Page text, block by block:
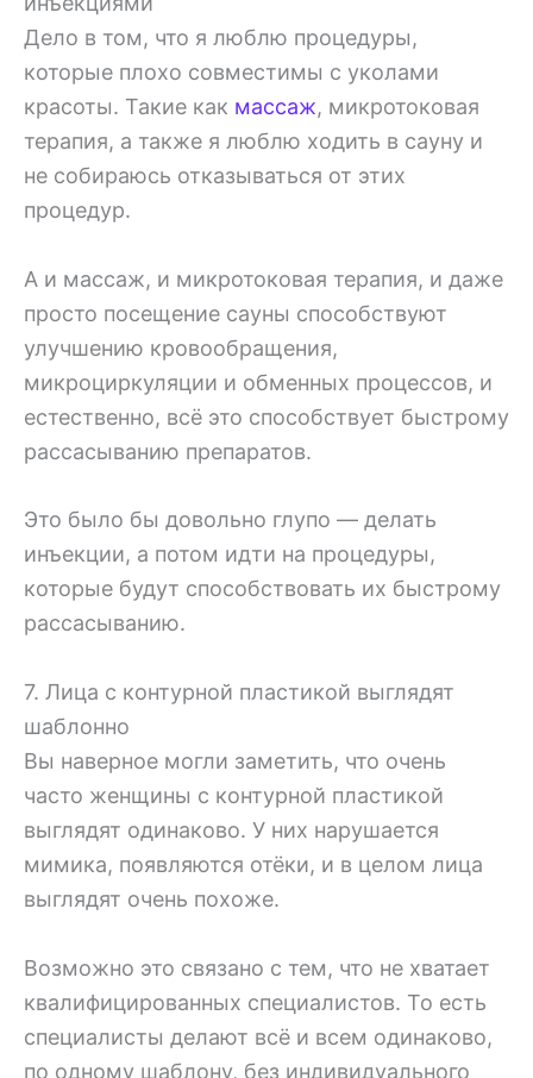
Дело в том, что я люблю процедуры,
которые плохо совместимы с уколами
красоты. Такие как массаж, микротоковая
терапия, а также я люблю ходить в сауну и
не собираюсь отказываться от этих
процедур.
А и массаж, и микротоковая терапия, и даже
просто посещение сауны способствуют
улучшению кровообращения,
микроциркуляции и обменных процессов, и
естественно, всё это способствует быстрому
рассасыванию препаратов.
Это было бы довольно глупо — делать
инъекции, а потом идти на процедуры,
которые будут способствовать их быстрому
рассасыванию.
7. Лица с контурной пластикой выглядят
шаблонно
Вы наверное могли заметить, что очень
часто женщины с контурной пластикой
выглядят одинаково. У них нарушается
мимика, появляются отёки, и в целом лица
выглядят очень похоже.
Возможно это связано с тем, что не хватает
квалифицированных специалистов. То есть
специалисты делают всё и всем одинаково,
по одному шаблону, без индивидуального